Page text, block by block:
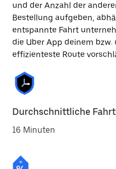
und der Anzahl der
Bestellung aufgeben,
entspannte Fahrt
die Uber App deinem bzw.
effizienteste Route
Durchschnittliche
16 Minuten